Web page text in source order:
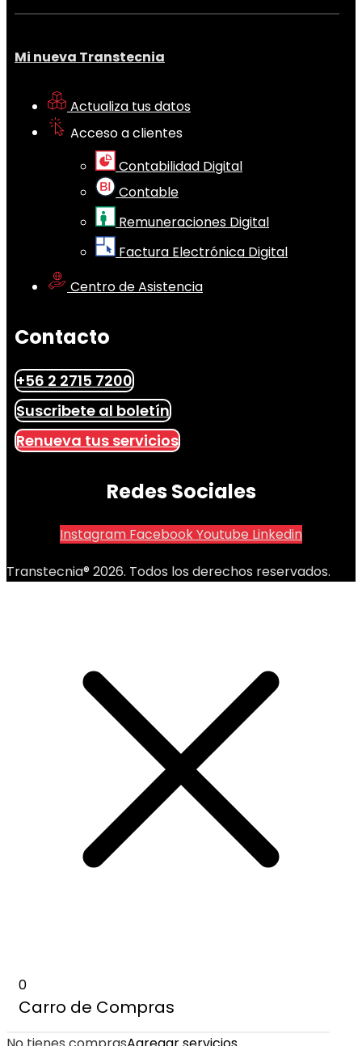
Mi nueva Transtecnia
Actualiza tus datos
Acceso a clientes
Contabilidad Digital
Contable
Remuneraciones Digital
Factura Electrónica Digital
Centro de Asistencia
Contacto
+56 2 2715 7200
Suscribete al boletín
Renueva tus servicios
Redes Sociales
Instagram FacebookYoutube Linkedin
Transtecnia® 2026. Todos los derechos reservados.
0
Carro de Compras